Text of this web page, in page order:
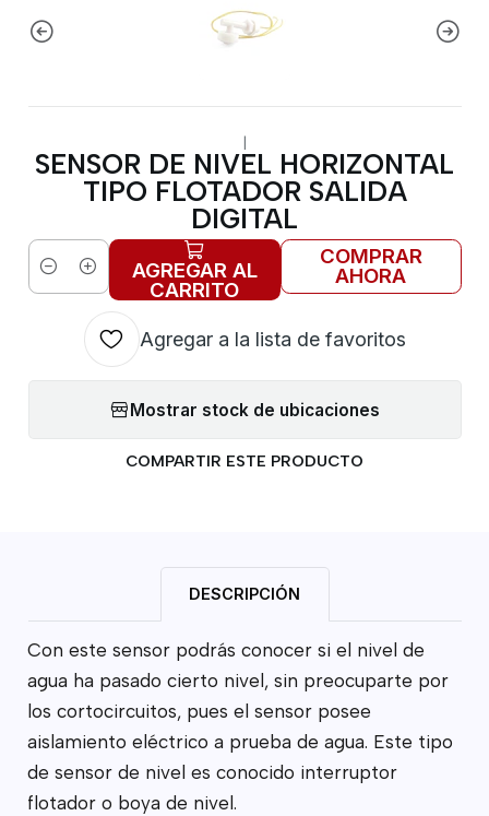
|
SENSOR DE NIVEL HORIZONTAL
TIPO FLOTADOR SALIDA
DIGITAL
Cantidad AGREGAR AL
CARRITO
COMPRAR
AHORA
Agregar a la lista de favoritos
Mostrar stock de ubicaciones
COMPARTIR ESTE PRODUCTO
DESCRIPCIÓN
Con este sensor podrás conocer si el nivel de
agua ha pasado cierto nivel, sin preocuparte por
los cortocircuitos, pues el sensor posee
aislamiento eléctrico a prueba de agua. Este tipo
de sensor de nivel es conocido interruptor
flotador o boya de nivel.